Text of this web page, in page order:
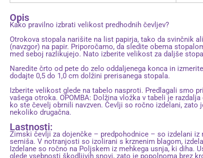
Opis
Kako pravilno izbrati velikost predhodnih čevljev?
Otrokova stopala narišite na list papirja, tako da svinčnik
(navzgor) na papir. Priporočamo, da sledite obema
med seboj razlikujejo. Nato izberite velikost za daljše
Naredite črto od pete do zelo oddaljenega konca in
dodajte 0,5 do 1,0 cm dolžini prerisanega stopala.
Izberite velikost glede na tabelo nasproti. Predlagali smo
vašega otroka. OPOMBA: Dolžina vložka v tabeli je
ko ste čevelj obrnili navzven. Čevlji so ročno izdelani, zato
nekoliko drugačna.
Lastnosti:
Zimski čevlji za dojenčke – predpohodnice – so izdelani iz
semiša. V notranjosti so izolirani s krznenim blagom,
Izdelane so ročno na Poljskem iz mehkega usnja, ki diha.
glede vsebnosti škodljivih snovi, zato je popolnoma brez